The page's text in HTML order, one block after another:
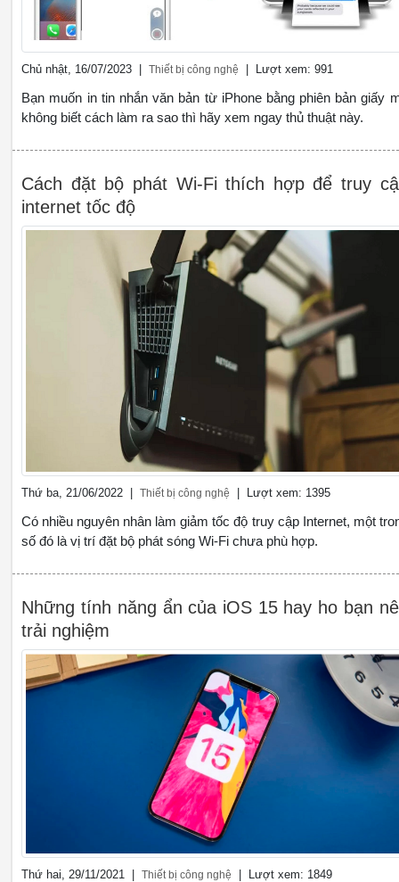
Chủ nhật, 16/07/2023 |Thiết bị công nghệ | Lượt xem: 991
Bạn muốn in tin nhắn văn bản từ iPhone bằng phiên bản giấy
không biết cách làm ra sao thì hãy xem ngay thủ thuật này.
Cách đặt bộ phát Wi-Fi thích hợp để truy
internet tốc độ
Thứ ba, 21/06/2022 |Thiết bị công nghệ | Lượt xem: 1395
Có nhiều nguyên nhân làm giảm tốc độ truy cập Internet, một
số đó là vị trí đặt bộ phát sóng Wi-Fi chưa phù hợp.
Những tính năng ẩn của iOS 15 hay ho bạn
trải nghiệm
Thứ hai, 29/11/2021 |Thiết bị công nghệ | Lượt xem: 1849